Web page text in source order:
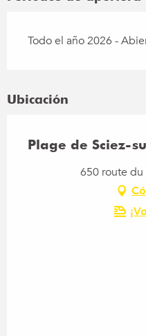
Todo el año 2026 -
Ubicación
Plage de Sciez-
650 route du